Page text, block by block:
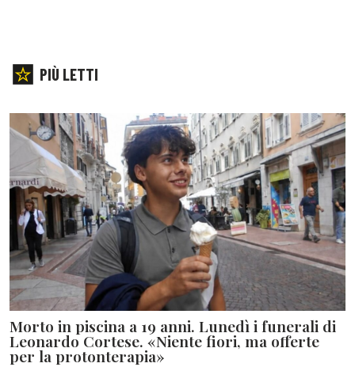
PIÙ LETTI
Morto in piscina a 19 anni. Lunedì i funerali di
Leonardo Cortese. «Niente fiori, ma offerte
per la protonterapia»